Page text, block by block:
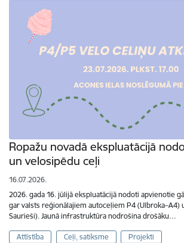
Ropažu novadā ekspluatācijā
un velosipēdu ceļi
16.07.2026.
2026. gada 16. jūlijā ekspluatācijā nodoti apvienotie
gar valsts reģionālajiem autoceļiem P4 (Ulbroka–A4)
Saurieši). Jaunā infrastruktūra nodrošina drošāku…
Attīstība Ceļi, satiksme Projekti